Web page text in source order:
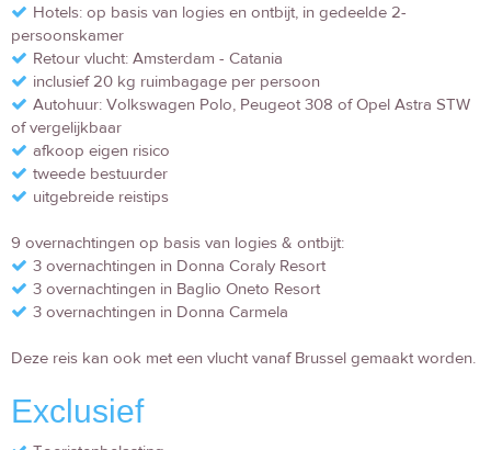
Hotels: op basis van logies en ontbijt, in gedeelde 2-
persoonskamer
Retour vlucht: Amsterdam - Catania
inclusief 20 kg ruimbagage per persoon
Autohuur: Volkswagen Polo, Peugeot 308 of Opel Astra STW
of vergelijkbaar
afkoop eigen risico
tweede bestuurder
uitgebreide reistips
9 overnachtingen op basis van logies & ontbijt:
3 overnachtingen in Donna Coraly Resort
3 overnachtingen in Baglio Oneto Resort
3 overnachtingen in Donna Carmela
Deze reis kan ook met een vlucht vanaf Brussel gemaakt worden.
Exclusief